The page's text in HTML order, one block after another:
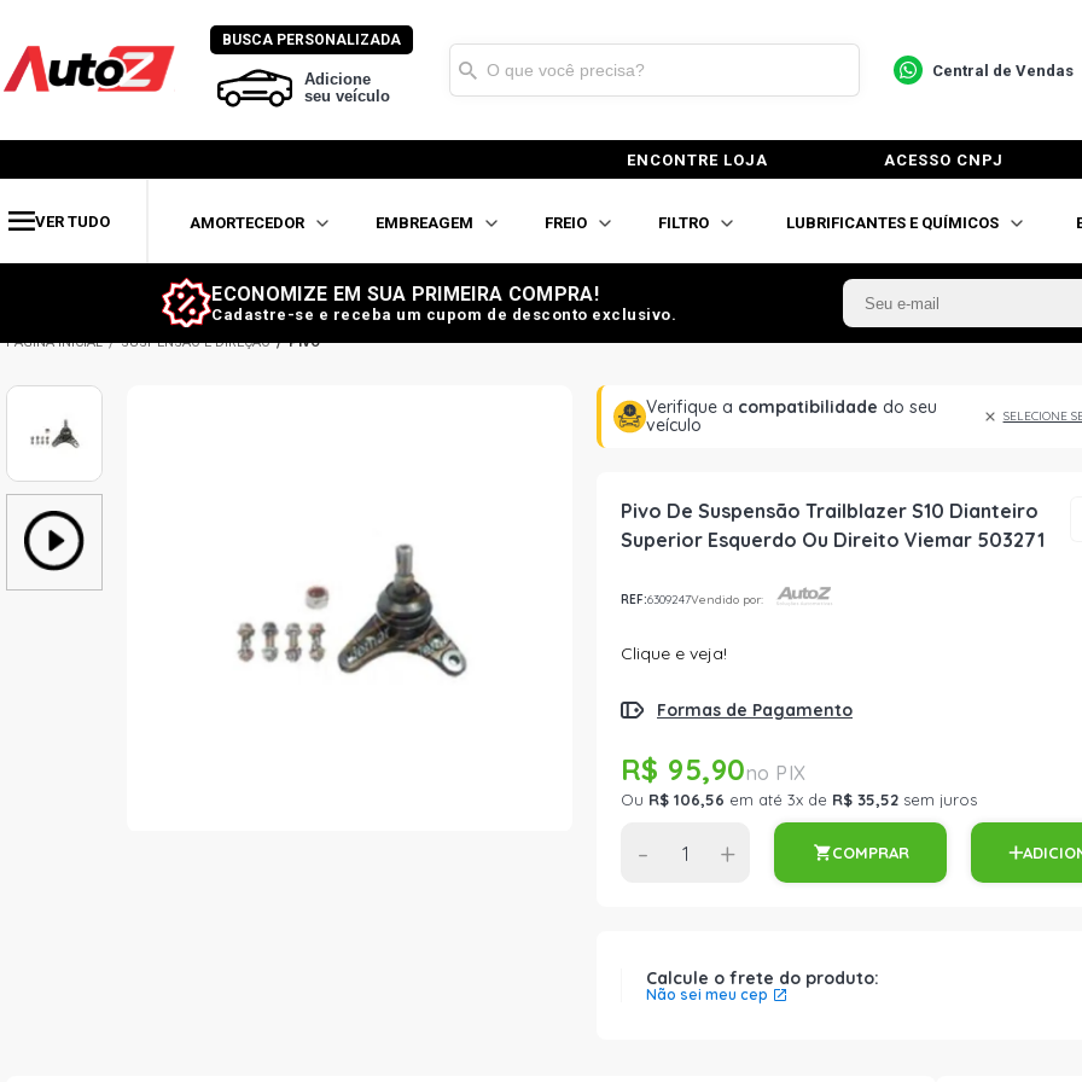
BUSCA PERSONALIZADA
Adicione
seu veículo
Central de Vendas
ENCONTRE LOJA ACESSO CNPJ
VER TUDO AMORTECEDOR EMBREAGEM FREIO FILTRO LUBRIFICANTES E QUÍMICOS
ECONOMIZE EM SUA PRIMEIRA COMPRA!
Cadastre-se e receba um cupom de desconto exclusivo.
SUSPENSÃO E DIREÇÃO PIVÔ
Verifique a compatibilidade do seu
veículo
SELECIONE
Pivo De Suspensão Trailblazer S10 Dianteiro
Superior Esquerdo Ou Direito Viemar 503271
REF:6309247Vendido por:
Clique e veja!
Formas de Pagamento
R$ 95,90
Ou R$ 106,56 em até 3x de R$ 35,52 sem juros
- + COMPRAR
Calcule o frete do produto:
Não sei meu cep